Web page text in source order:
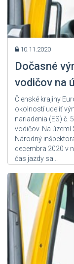
10.11.2020
Dočasné
vodičov na
Členské krajiny
okolností udeliť
nariadenia (ES) č.
vodičov. Na území
Národný
decembra 2020 v
čas jazdy sa...
Zdroj: User Admin